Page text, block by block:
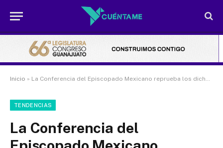
Inicio » La Conferencia del Episcopado Mexicano reprueba los dichos del “Padre Pistolas” contra la gobernadora de Guanajuato
TENDENCIAS
La Conferencia del